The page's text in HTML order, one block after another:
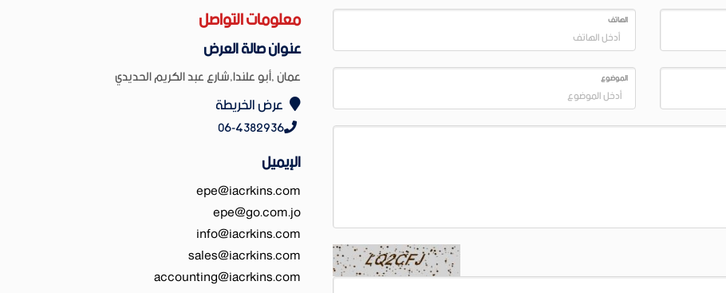
معلومات التواصل
عنوان صالة العرض
عمان ,أبو علندا,شارع عبد الكريم الحديدي
06-4382936
الإيميل
epe@iacrkins.com
epe@go.com.jo
info@iacrkins.com
sales@iacrkins.com
accounting@iacrkins.com
الهاتف
الموضوع